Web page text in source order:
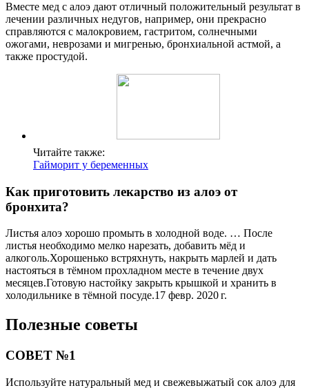
Вместе мед с алоэ дают отличный положительный результат в
лечении различных недугов, например, они прекрасно
справляются с малокровием, гастритом, солнечными
ожогами, неврозами и мигренью, бронхиальной астмой, а
также простудой.
Читайте также:
Гайморит у беременных
Как приготовить лекарство из алоэ от
бронхита?
Листья алоэ хорошо промыть в холодной воде. … После
листья необходимо мелко нарезать, добавить мёд и
алкоголь.Хорошенько встряхнуть, накрыть марлей и дать
настояться в тёмном прохладном месте в течение двух
месяцев.Готовую настойку закрыть крышкой и хранить в
холодильнике в тёмной посуде.17 февр. 2020 г.
Полезные советы
СОВЕТ №1
Используйте натуральный мед и свежевыжатый сок алоэ для